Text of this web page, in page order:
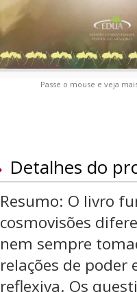
Passe o mouse e veja
Detalhes do
Resumo: O livro
cosmovisões
nem sempre
relações de
reflexiva. Os